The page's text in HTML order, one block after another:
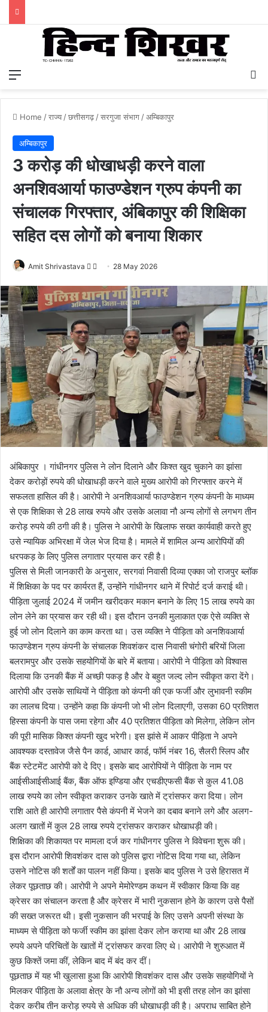
Home /राज्य/छत्तीसगढ़/सरगुजा संभाग/अम्बिकापुर
अम्बिकापुर
3 करोड़ की धोखाधड़ी करने वाला
अनशिवआर्या फाउण्डेशन ग्रुप कंपनी का
संचालक गिरफ्तार, अंबिकापुर की शिक्षिका
सहित दस लोगों को बनाया शिकार
Amit Shrivastava
F
l
l
w
o
n
X
n
d
n
e
m
a
i
l
28 May 2026
अंबिकापुर । गांधीनगर पुलिस ने लोन दिलाने और किश्त खुद चुकाने का झांसा
देकर करोड़ों रुपये की धोखाधड़ी करने वाले मुख्य आरोपी को गिरफ्तार करने में
सफलता हासिल की है। आरोपी ने अनशिवआर्या फाउण्डेशन ग्रुप कंपनी के माध्यम
से एक शिक्षिका से 28 लाख रुपये और उसके अलावा नौ अन्य लोगों से लगभग तीन
करोड़ रुपये की ठगी की है। पुलिस ने आरोपी के खिलाफ सख्त कार्यवाही करते हुए
उसे न्यायिक अभिरक्षा में जेल भेज दिया है। मामले में शामिल अन्य आरोपियों की
धरपकड़ के लिए पुलिस लगातार प्रयास कर रही है।
पुलिस से मिली जानकारी के अनुसार, सरगवां निवासी दिव्या एक्का जो राजपुर ब्लॉक
में शिक्षिका के पद पर कार्यरत हैं, उन्होंने गांधीनगर थाने में रिपोर्ट दर्ज कराई थी।
पीड़िता जुलाई 2024 में जमीन खरीदकर मकान बनाने के लिए 15 लाख रुपये का
लोन लेने का प्रयास कर रही थी। इस दौरान उनकी मुलाकात एक ऐसे व्यक्ति से
हुई जो लोन दिलाने का काम करता था। उस व्यक्ति ने पीड़िता को अनशिवआर्या
फाउण्डेशन ग्रुप कंपनी के संचालक शिवशंकर दास निवासी चंगोरी बरियों जिला
बलरामपुर और उसके सहयोगियों के बारे में बताया। आरोपी ने पीड़िता को विश्वास
दिलाया कि उनकी बैंक में अच्छी पकड़ है और वे बहुत जल्द लोन स्वीकृत करा देंगे।
आरोपी और उसके साथियों ने पीड़िता को कंपनी की एक फर्जी और लुभावनी स्कीम
का लालच दिया। उन्होंने कहा कि कंपनी जो भी लोन दिलाएगी, उसका 60 प्रतिशत
हिस्सा कंपनी के पास जमा रहेगा और 40 प्रतिशत पीड़िता को मिलेगा, लेकिन लोन
की पूरी मासिक किश्त कंपनी खुद भरेगी। इस झांसे में आकर पीड़िता ने अपने
आवश्यक दस्तावेज जैसे पैन कार्ड, आधार कार्ड, फॉर्म नंबर 16, सैलरी स्लिप और
बैंक स्टेटमेंट आरोपी को दे दिए। इसके बाद आरोपियों ने पीड़िता के नाम पर
आईसीआईसीआई बैंक, बैंक ऑफ इण्डिया और एचडीएफसी बैंक से कुल 41.08
लाख रुपये का लोन स्वीकृत कराकर उनके खाते में ट्रांसफर करा दिया। लोन
राशि आते ही आरोपी लगातार पैसे कंपनी में भेजने का दबाव बनाने लगे और अलग-
अलग खातों में कुल 28 लाख रुपये ट्रांसफर कराकर धोखाधड़ी की।
शिक्षिका की शिकायत पर मामला दर्ज कर गांधीनगर पुलिस ने विवेचना शुरू की।
इस दौरान आरोपी शिवशंकर दास को पुलिस द्वारा नोटिस दिया गया था, लेकिन
उसने नोटिस की शर्तों का पालन नहीं किया। इसके बाद पुलिस ने उसे हिरासत में
लेकर पूछताछ की। आरोपी ने अपने मेमोरेण्डम कथन में स्वीकार किया कि वह
क्रेसर का संचालन करता है और क्रेसर में भारी नुकसान होने के कारण उसे पैसों
की सख्त जरूरत थी। इसी नुकसान की भरपाई के लिए उसने अपनी संस्था के
माध्यम से पीड़िता को फर्जी स्कीम का झांसा देकर लोन कराया था और 28 लाख
रुपये अपने परिचितों के खातों में ट्रांसफर करवा लिए थे। आरोपी ने शुरुआत में
कुछ किश्तें जमा कीं, लेकिन बाद में बंद कर दीं।
पूछताछ में यह भी खुलासा हुआ कि आरोपी शिवशंकर दास और उसके सहयोगियों ने
मिलकर पीड़िता के अलावा क्षेत्र के नौ अन्य लोगों को भी इसी तरह लोन का झांसा
देकर करीब तीन करोड़ रुपये से अधिक की धोखाधड़ी की है। अपराध साबित होने